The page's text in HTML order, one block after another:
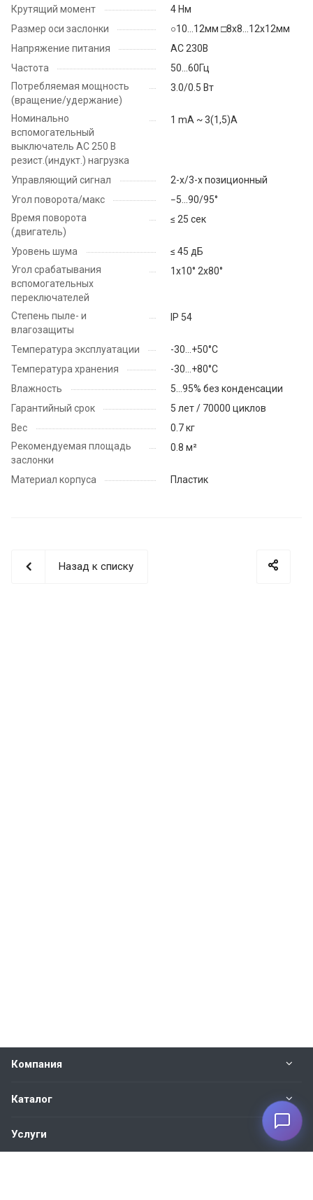
Крутящий момент
4 Нм
Размер оси заслонки
○10...12мм □8х8...12х12мм
Напряжение питания
AC 230B
Частота
50...60Гц
Потребляемая мощность
(вращение/удержание)
3.0/0.5 Вт
Номинально
вспомогательный
выключатель АС 250 В
резист.(индукт.) нагрузка
1 mA ~ 3(1,5)A
Управляющий сигнал
2-х/3-х позиционный
Угол поворота/макс
−5...90/95°
Время поворота
(двигатель)
≤ 25 сек
Уровень шума
≤ 45 дБ
Угол срабатывания
вспомогательных
переключателей
1х10° 2х80°
Степень пыле- и
влагозащиты
IP 54
Температура эксплуатации
-30...+50°С
Температура хранения
-30…+80°С
Влажность
5...95% без конденсации
Гарантийный срок
5 лет / 70000 циклов
Вес
0.7 кг
Рекомендуемая площадь
заслонки
0.8 м²
Материал корпуса Пластик
Назад к списку
Компания
Каталог
Услуги